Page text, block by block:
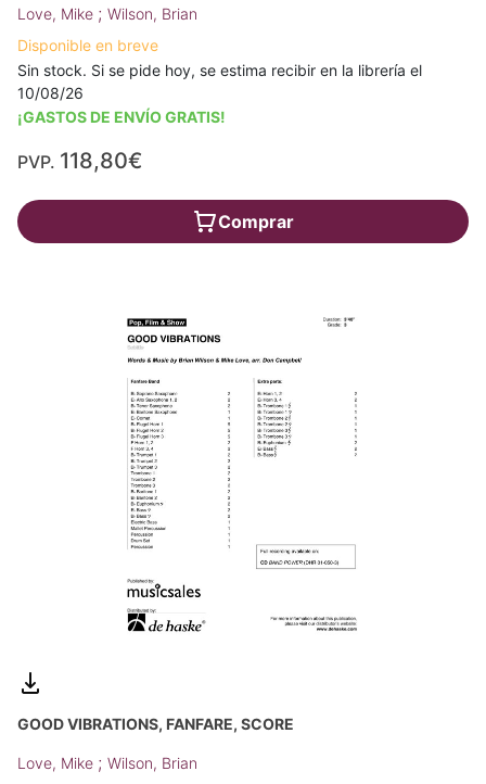
Love, Mike ; Wilson, Brian
Disponible en breve
Sin stock. Si se pide hoy, se estima recibir en la librería el
10/08/26
¡GASTOS DE ENVÍO GRATIS!
PVP. 118,80€
Comprar
GOOD VIBRATIONS, FANFARE, SCORE
Love, Mike ; Wilson, Brian